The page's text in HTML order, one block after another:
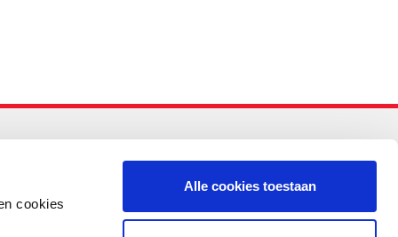
cookies
Alle cookies toestaan